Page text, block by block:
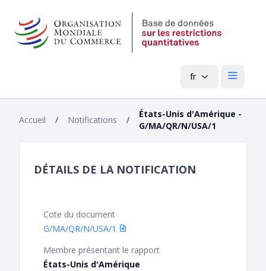
fr Menu
Accueil / Notifications /
États-Unis d'Amérique -
G/MA/QR/N/USA/1
DÉTAILS DE LA NOTIFICATION
Cote du document
G/MA/QR/N/USA/1
Membre présentant le rapport
États-Unis d'Amérique